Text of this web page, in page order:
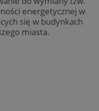
energetycznej w
się w budynkach
miasta.